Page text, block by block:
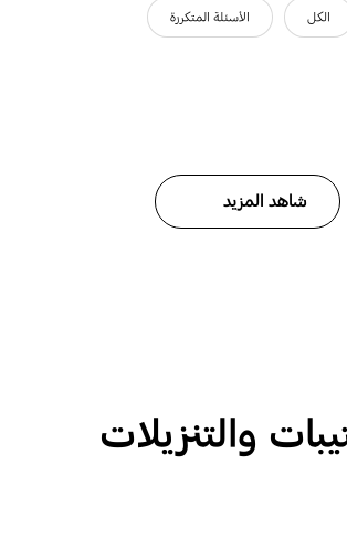
الكل الأسئلة المتكررة
شاهد المزيد
والتنزيلات